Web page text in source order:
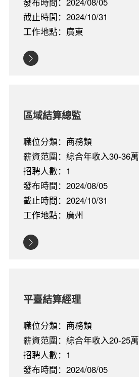
截止時間：2024/10/31
工作地點：廣東
區域結算總監
職位分類：商務類
薪資范圍：綜合年收入30-36萬
招聘人數：1
發布時間：2024/08/05
截止時間：2024/10/31
工作地點：廣州
平臺結算經理
職位分類：商務類
薪資范圍：綜合年收入20-25萬
招聘人數：1
發布時間：2024/08/05